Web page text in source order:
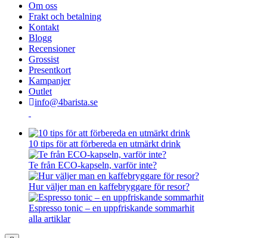
Om oss
Frakt och betalning
Kontakt
Blogg
Recensioner
Grossist
Presentkort
Kampanjer
Outlet
info@4barista.se
10 tips för att förbereda en utmärkt drink
Te från ECO-kapseln, varför inte?
Hur väljer man en kaffebryggare för resor?
Espresso tonic – en uppfriskande sommarhit
alla artiklar